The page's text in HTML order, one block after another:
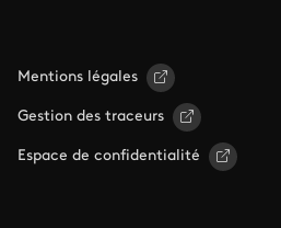
Mentions légales
Gestion des traceurs
Espace de confidentialité